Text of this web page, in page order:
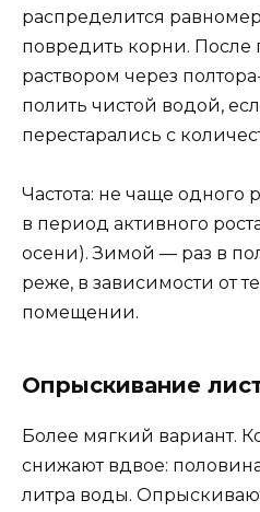
распределится
повредить корни. После
раствором через
полить чистой водой,
перестарались с
Частота: не чаще одного
в период активного
осени). Зимой — раз в
реже, в зависимости от
помещении.
Опрыскивание
Более мягкий вариант.
снижают вдвое:
литра воды.